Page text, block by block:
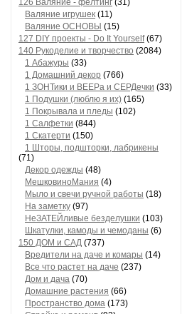
126 Валяние - фелтинг (31)
Валяние игрушек (11)
Валяние ОСНОВЫ (15)
127 DIY проекты - Do It Yourself(67)
140 Рукоделие и творчество (2084)
1 Абажуры (33)
1 Домашний декор (766)
1 ЗОНТики и ВЕЕРа и СЕРДечки (33)
1 Подушки (люблю я их) (165)
1 Покрывала и пледы (102)
1 Салфетки (844)
1 Скатерти (150)
1 Шторы, подшторки, лабрикены
(71)
Декор одежды (48)
МешковиноМания (4)
Мыло и свечи ручной работы (18)
На заметку (97)
НеЗАТЕЙливые безделушки (103)
Шкатулки, камоды и чемоданы (6)
150 ДОМ и САД (737)
Вредители на даче и комары (14)
Все что растет на даче (237)
Дом и дача (70)
Домашние растения (66)
Пространство дома (173)